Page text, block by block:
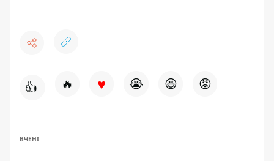
👍 🔥 ♥ 😭 😆 😡
ВЧЕНІ